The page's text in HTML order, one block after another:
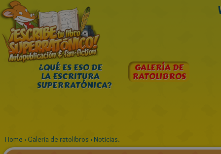
¿QUÉ ES ESO DE
LA ESCRITURA
SUPERRATÓNICA?
GALERÍA DE
RATOLIBROS
Home › Galería de ratolibros ›Noticias.